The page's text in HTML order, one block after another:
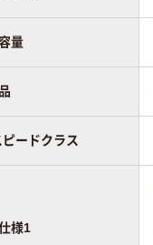
量
ピードクラス
様1